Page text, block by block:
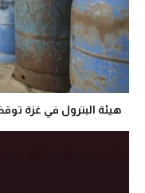
هيئة البترول في غزة